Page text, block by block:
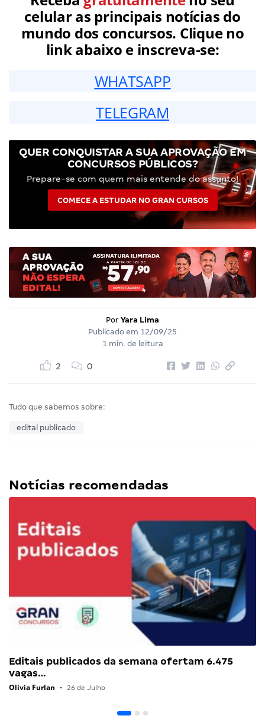
celular as principais notícias do
mundo dos concursos. Clique no
link abaixo e inscreva-se:
WHATSAPP
TELEGRAM
QUER CONQUISTAR A SUA APROVAÇÃO EM
CONCURSOS PÚBLICOS?
Prepare-se com quem mais entende do assunto!
COMECE A ESTUDAR NO GRAN CURSOS
Por Yara Lima
Publicado em 12/09/25
1 min. de leitura
2 0
Tudo que sabemos sobre:
edital publicado
Notícias recomendadas
Editais publicados da semana ofertam 6.475
vagas…
Olivia Furlan • 26 de Julho